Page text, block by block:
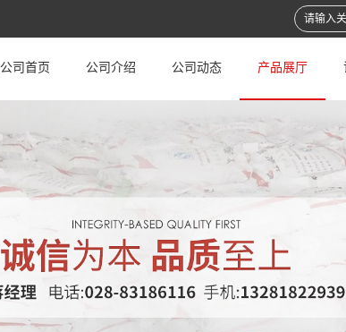
公司首页 公司介绍 公司动态 产品展厅